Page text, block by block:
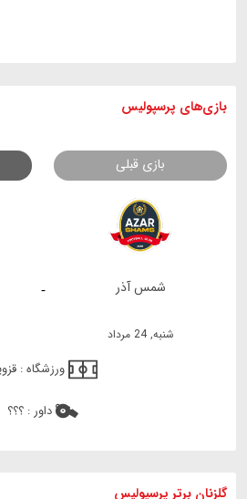
بازی های پرسپولیس
بازی قبلی
- شمس آذر
شنبه, 24 مرداد
ورزشگاه :
داور : ؟؟؟
گلزنان برتر پرسپولیس